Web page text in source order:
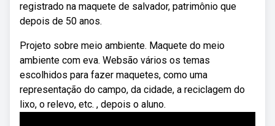
registrado na maquete de salvador, patrimônio que
depois de 50 anos.
Projeto sobre meio ambiente. Maquete do meio
ambiente com eva. Websão vários os temas
escolhidos para fazer maquetes, como uma
representação do campo, da cidade, a reciclagem do
lixo, o relevo, etc. , depois o aluno.